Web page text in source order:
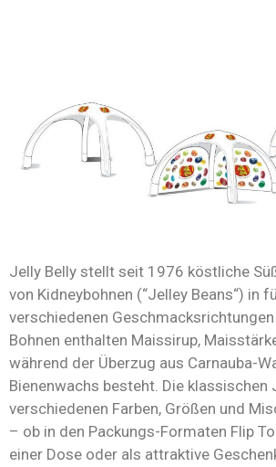
Jelly Belly stellt seit 1976 köstliche
von Kidneybohnen (“Jelley Beans“) in
verschiedenen Geschmacksrichtungen
Bohnen enthalten Maissirup,
während der Überzug aus Carnauba-
Bienenwachs besteht. Die klassischen
verschiedenen Farben, Größen und
– ob in den Packungs-Formaten Flip
einer Dose oder als attraktive